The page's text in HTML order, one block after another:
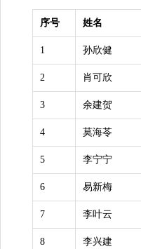
序号 姓名
1 孙欣健
2 肖可欣
3 余建贺
4 莫海苓
5 李宁宁
6 易新梅
7 李叶云
8 李兴建